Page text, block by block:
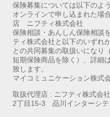
保険募集については以下のよ
オンラインで申し込まれた場
店 ニフティ株式会社
保険相談・あんしん保険相談
ティ株式会社と以下のいずれ
との共同募集の取扱いになり
短期保険商品を除く）、詳細
致します。
マイコミュニケーション株式
取扱代理店 : ニフティ株式
2丁目15-3 品川インターシテ